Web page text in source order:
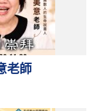
老師